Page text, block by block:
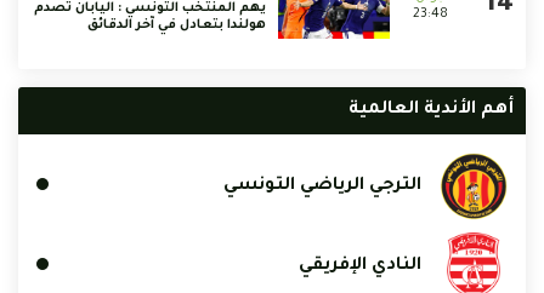
23:48
يهم المنتخب التونسي : اليابان تصدم
هولندا بتعادل في آخر الدقائق
أهم الأندية العالمية
الترجي الرياضي التونسي
النادي الإفريقي